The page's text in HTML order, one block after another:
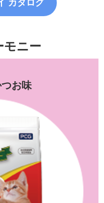
カタログ
モニー
お味